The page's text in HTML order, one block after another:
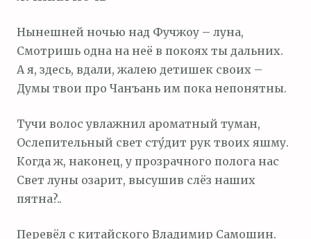
Нынешней ночью над Фучжоу – луна,
Смотришь одна на неё в покоях ты дальних.
А я, здесь, вдали, жалею детишек своих –
Думы твои про Чанъань им пока непонятны.
Тучи волос увлажнил ароматный туман,
Ослепительный свет сту́дит рук твоих яшму.
Когда ж, наконец, у прозрачного полога нас
Свет луны озарит, высушив слёз наших
пятна?..
Перевёл с китайского Владимир Самошин.